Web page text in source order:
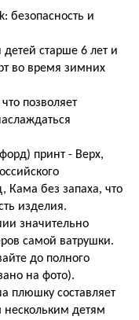
безопасность и
старше 6 лет и
во время зимних
позволяет
принт - Верх,
Кама без запаха, что
изделия.
значительно
самой ватрушки.
до полного
на фото).
плюшку составляет
нескольким детям